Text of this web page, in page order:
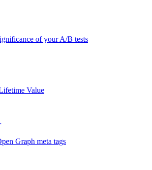
of your A/B tests
Value
Graph meta tags